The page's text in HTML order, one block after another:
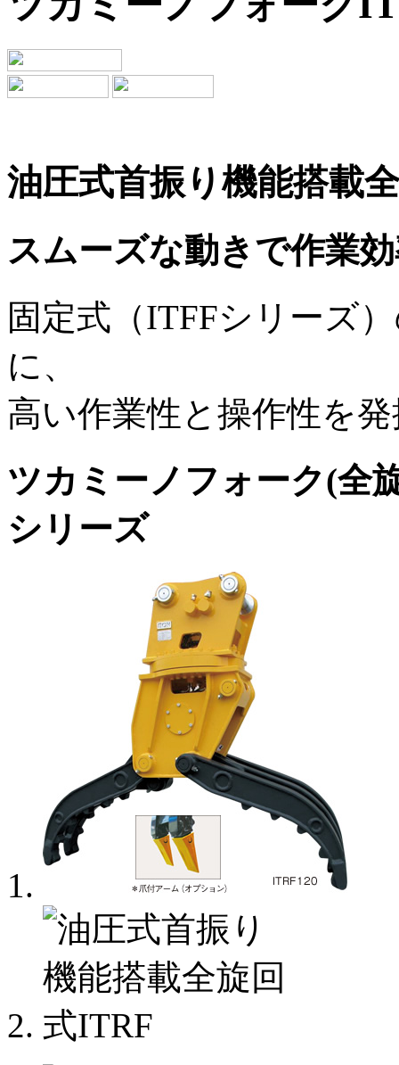
油圧式首振り機能搭載
スムーズな動きで作業
固定式（ITFFシリーズ
に、
高い作業性と操作性を
ツカミーノフォーク(全
シリーズ